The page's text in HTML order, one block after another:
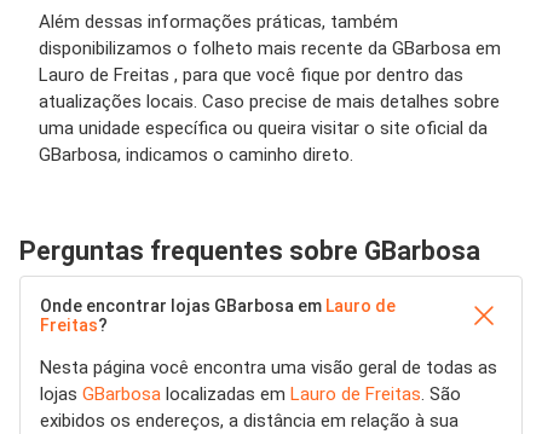
Além dessas informações práticas, também
disponibilizamos o folheto mais recente da GBarbosa em
Lauro de Freitas , para que você fique por dentro das
atualizações locais. Caso precise de mais detalhes sobre
uma unidade específica ou queira visitar o site oficial da
GBarbosa, indicamos o caminho direto.
Perguntas frequentes sobre GBarbosa
Onde encontrar lojas GBarbosa em Lauro de
Freitas?
Nesta página você encontra uma visão geral de todas as
lojas GBarbosa localizadas em Lauro de Freitas. São
exibidos os endereços, a distância em relação à sua